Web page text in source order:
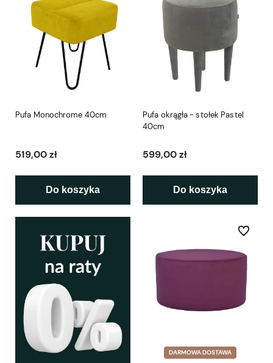
Pufa Monochrome 40cm
519,00 zł
Do koszyka
Pufa okrągła - stołek Pastel
40cm
599,00 zł
Do koszyka
DARMOWA DOSTAWA
Do